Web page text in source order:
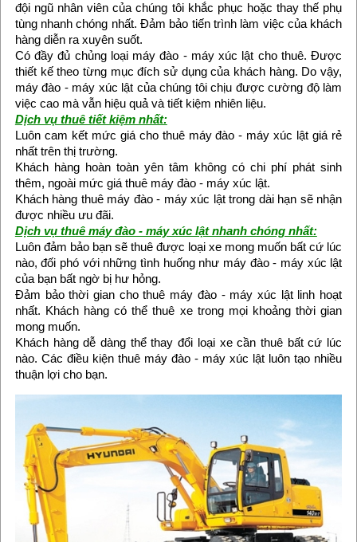
đội ngũ nhân viên của chúng tôi khắc phục hoặc thay thế phụ
tùng nhanh chóng nhất. Đảm bảo tiến trình làm việc của khách
hàng diễn ra xuyên suốt.
Có đầy đủ chủng loại máy đào - máy xúc lật cho thuê. Được
thiết kế theo từng mục đích sử dụng của khách hàng. Do vậy,
máy đào - máy xúc lật của chúng tôi chịu được cường độ làm
việc cao mà vẫn hiệu quả và tiết kiệm nhiên liệu.
Dịch vụ thuê tiết kiệm nhất:
Luôn cam kết mức giá cho thuê máy đào - máy xúc lật giá rẻ
nhất trên thị trường.
Khách hàng hoàn toàn yên tâm không có chi phí phát sinh
thêm, ngoài mức giá thuê máy đào - máy xúc lật.
Khách hàng thuê máy đào - máy xúc lật trong dài hạn sẽ nhận
được nhiều ưu đãi.
Dịch vụ thuê máy đào - máy xúc lật nhanh chóng nhất:
Luôn đảm bảo bạn sẽ thuê được loại xe mong muốn bất cứ lúc
nào, đối phó với những tình huống như máy đào - máy xúc lật
của bạn bất ngờ bị hư hỏng.
Đảm bảo thời gian cho thuê máy đào - máy xúc lật linh hoạt
nhất. Khách hàng có thể thuê xe trong mọi khoảng thời gian
mong muốn.
Khách hàng dễ dàng thể thay đổi loại xe cần thuê bất cứ lúc
nào. Các điều kiện thuê máy đào - máy xúc lật luôn tạo nhiều
thuận lợi cho bạn.